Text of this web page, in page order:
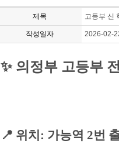
제목 고등부 신
작성일자 2026-02-
✨ 의정부 고등부
📍 위치 : 가능역 2번